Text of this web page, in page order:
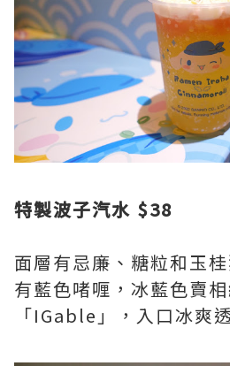
特製波子汽水 $38
面層有忌廉、糖粒和玉
有藍色啫喱，冰藍色賣
「IGable」，入口冰爽